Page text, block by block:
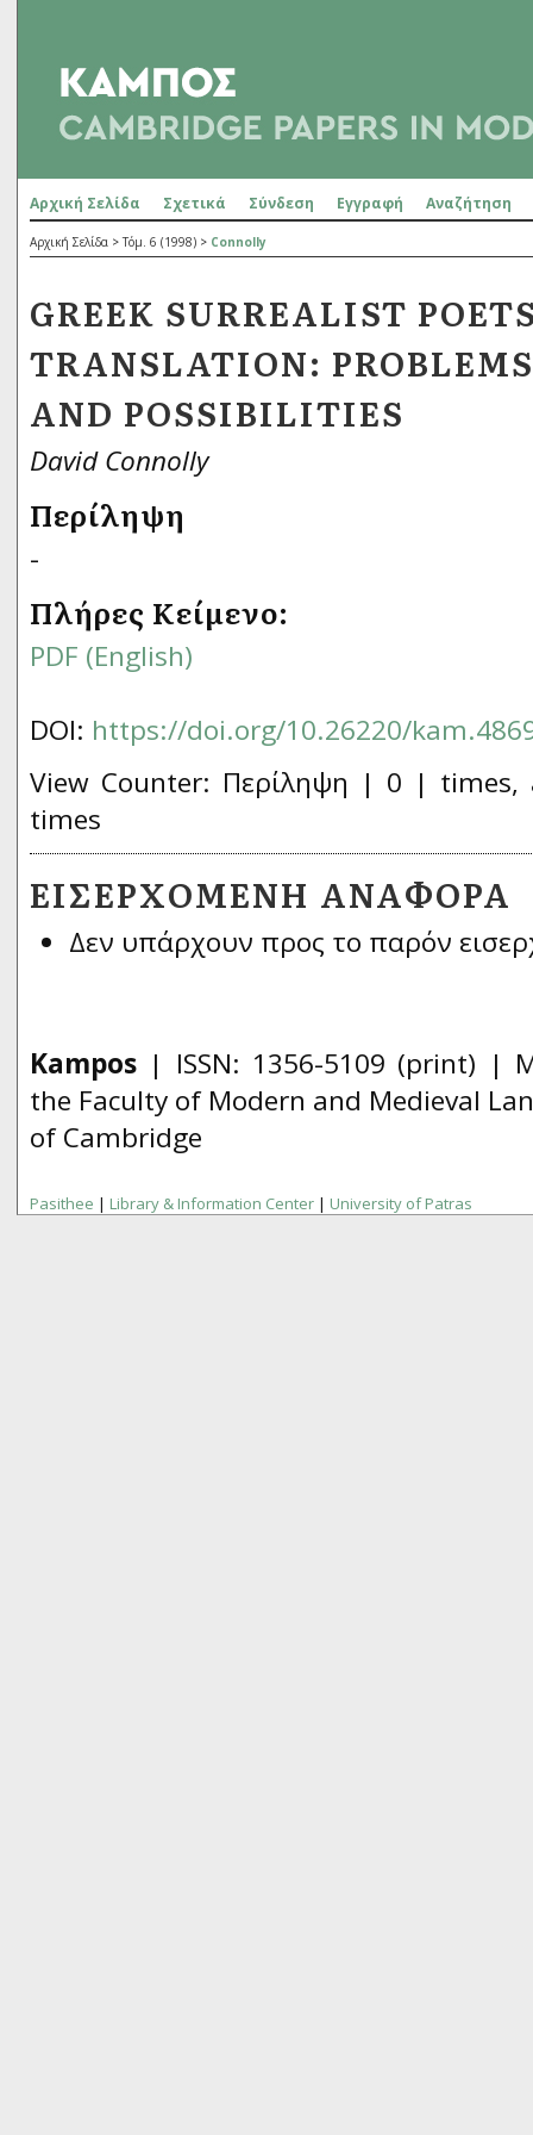
Αρχική Σελίδα Σχετικά Σύνδεση Εγγραφή Αναζήτηση
Αρχική Σελίδα >Τόμ. 6 (1998) > Connolly
GREEK SURREALIST
TRANSLATION:
AND POSSIBILITIES
David Connolly
Περίληψη
-
Πλήρες Κείμενο:
PDF (English)
DOI: https://doi.org/10.26220/
View Counter: Περίληψη | 0 |
times
ΕΙΣΕΡΧΌΜΕΝΗ ΑΝΑΦΟΡΆ
Δεν υπάρχουν προς το παρόν
Kampos | ISSN: 1356­-5109 (print) |
the Faculty of Modern and Medieval
of Cambridge
Pasithee | Library & Information Center | University of Patras